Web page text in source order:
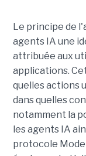
Le principe de
agents IA une
attribuée aux
applications.
quelles actions
dans quelles
notamment la
les agents IA
protocole